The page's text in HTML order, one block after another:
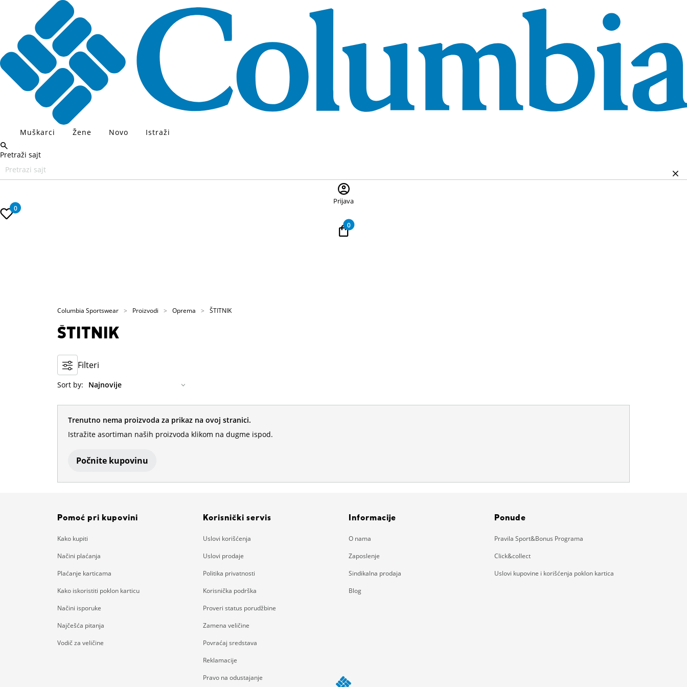
Muškarci Žene Novo Istraži
Pretraži sajt
Unesite željeni pojam za pretragu, koristite Tab za navigaciju kroz ponuđene proizvode, pritisnite Escape za zatvaranje pretrage
Prijava
0
0
Columbia Sportswear Proizvodi Oprema ŠTITNIK
ŠTITNIK
Filteri
Sort by:
Trenutno nema proizvoda za prikaz na ovoj stranici.
Istražite asortiman naših proizvoda klikom na dugme ispod.
Počnite kupovinu
Pomoć pri kupovini
Kako kupiti
Načini plaćanja
Plaćanje karticama
Kako iskoristiti poklon karticu
Načini isporuke
Najčešća pitanja
Vodič za veličine
Korisnički servis
Uslovi korišćenja
Uslovi prodaje
Politika privatnosti
Korisnička podrška
Proveri status porudžbine
Zamena veličine
Povraćaj sredstava
Reklamacije
Pravo na odustajanje
Informacije
O nama
Zaposlenje
Sindikalna prodaja
Blog
Ponude
Pravila Sport&Bonus Programa
Click&collect
Uslovi kupovine i korišćenja poklon kartica